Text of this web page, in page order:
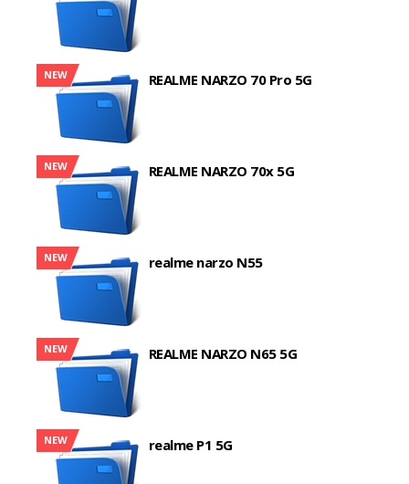
NEW REALME NARZO 70 Pro 5G
NEW REALME NARZO 70x 5G
NEW realme narzo N55
NEW REALME NARZO N65 5G
NEW realme P1 5G